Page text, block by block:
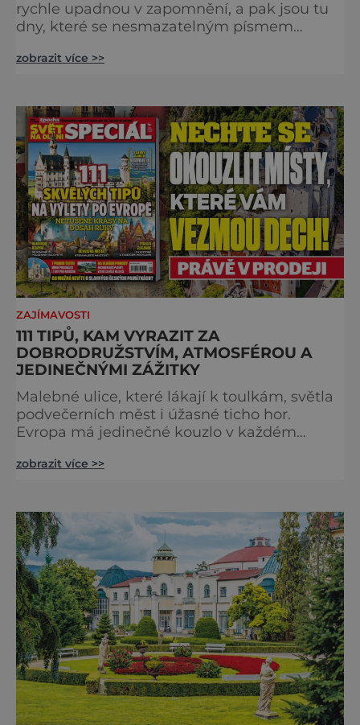
rychle upadnou v zapomnění, a pak jsou tu
dny, které se nesmazatelným písmem
dojde k významnému objevu nebo děsivé
krážem. Je 10. dubna roku 49 př. n. l. a na
břehu říčky Rubikon pronáší Gaius Julius
Caesar svou slavnou vě
zobrazit více >>
ZAJÍMAVOSTI
111 TIPŮ, KAM VYRAZIT ZA
DOBRODRUŽSTVÍM, ATMOSFÉROU A
JEDINEČNÝMI ZÁŽITKY
Malebné ulice, které lákají k toulkám, světla
podvečerních měst i úžasné ticho hor.
Evropa má jedinečné kouzlo v každém
zve na cestu plnou inspirace, dobrodružství i
podobě. Města s neopakovatelnou
atmosférou Vydejte se s námi na prohlídku
měst, která patří k
zobrazit více >>